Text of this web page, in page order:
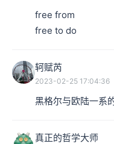
free from
free to do
轲赋芮
2023-02-25 17:04:36
黑格尔与欧陆一系
真正的哲学大师